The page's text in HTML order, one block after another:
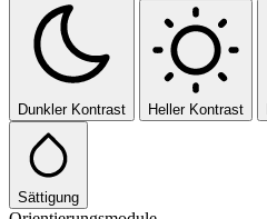
Dunkler Kontrast Heller Kontrast
Sättigung